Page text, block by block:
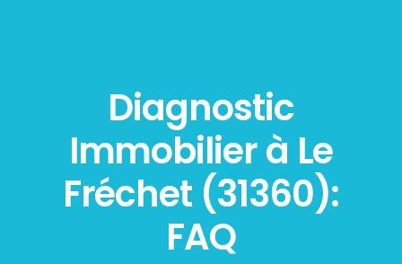
Diagnostic
Immobilier à Le
Fréchet (31360):
FAQ